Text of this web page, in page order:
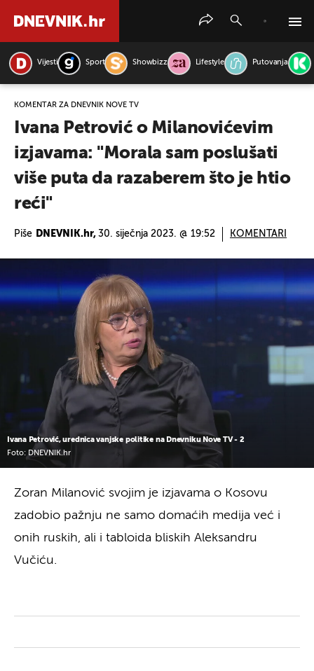
Vijesti Sport Showbizz Lifestyle Putovanja
KOMENTAR ZA DNEVNIK NOVE TV
Ivana Petrović o Milanovićevim
izjavama: "Morala sam poslušati
više puta da razaberem što je htio
reći"
Piše DNEVNIK.hr, 30. siječnja 2023. @ 19:52 KOMENTARI
Ivana Petrović, urednica vanjske politike na Dnevniku Nove TV - 2
Foto: DNEVNIK.hr
Zoran Milanović svojim je izjavama o Kosovu
zadobio pažnju ne samo domaćih medija već i
onih ruskih, ali i tabloida bliskih Aleksandru
Vučiću.
PRETRAŽITE VIJESTI